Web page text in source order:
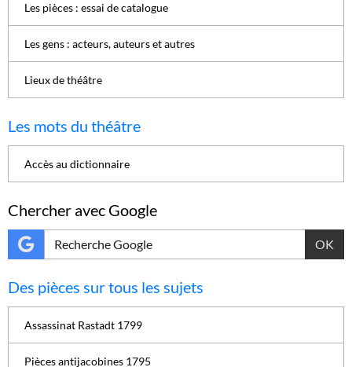
Les pièces : essai de catalogue
Les gens : acteurs, auteurs et autres
Lieux de théâtre
Les mots du théâtre
Accès au dictionnaire
Chercher avec Google
OK
Des pièces sur tous les sujets
Assassinat Rastadt 1799
Pièces antijacobines 1795